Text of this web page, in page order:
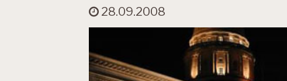
28.09.2008